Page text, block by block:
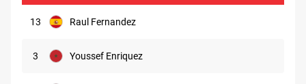
13 Raul Fernandez
3 Youssef Enriquez